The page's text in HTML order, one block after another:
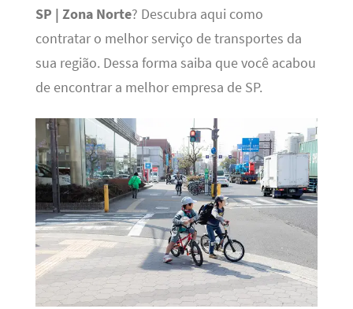
SP | Zona Norte? Descubra aqui como
contratar o melhor serviço de transportes da
sua região. Dessa forma saiba que você acabou
de encontrar a melhor empresa de SP.